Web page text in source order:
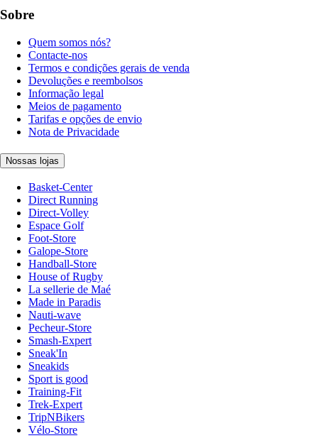
Sobre
Quem somos nós?
Contacte-nos
Termos e condições gerais de venda
Devoluções e reembolsos
Informação legal
Meios de pagamento
Tarifas e opções de envio
Nota de Privacidade
Nossas lojas
Basket-Center
Direct Running
Direct-Volley
Espace Golf
Foot-Store
Galope-Store
Handball-Store
House of Rugby
La sellerie de Maé
Made in Paradis
Nauti-wave
Pecheur-Store
Smash-Expert
Sneak'In
Sneakids
Sport is good
Training-Fit
Trek-Expert
TripNBikers
Vélo-Store